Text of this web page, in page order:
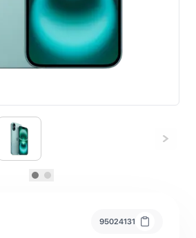
95024131